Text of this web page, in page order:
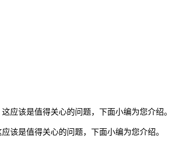
应该是值得关心的问题，下面小编为您介绍。
该是值得关心的问题，下面小编为您介绍。